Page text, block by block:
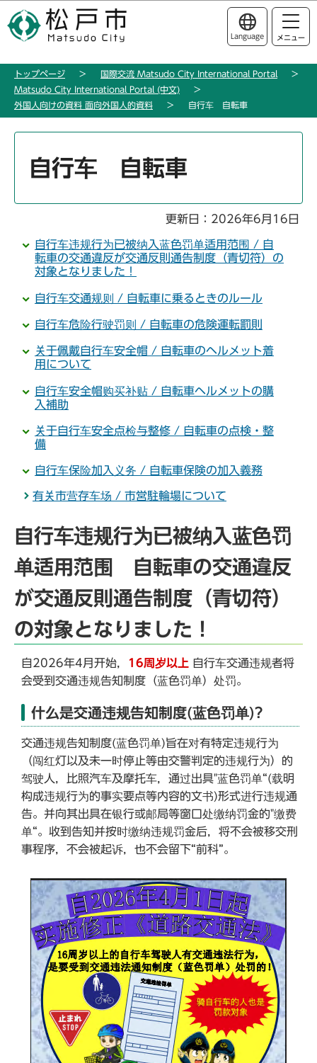
の
ー
このページの本文へ移動
Language メニュー
トップページ
国際交流 Matsudo City International Portal
Matsudo City International Portal (中文)
外国人向けの資料 面向外国人的資料
自行车 自転車
自行车 自転車
更新日：2026年6月16日
自行车违规行为已被纳入蓝色罚单适用范围 / 自
転車の交通違反が交通反則通告制度（青切符）の
対象となりました！
自行车交通规则 / 自転車に乗るときのルール
自行车危险行驶罚则 / 自転車の危険運転罰則
关于佩戴自行车安全帽 / 自転車のヘルメット着
用について
自行车安全帽购买补贴 / 自転車ヘルメットの購
入補助
关于自行车安全点检与整修 / 自転車の点検・整
備
自行车保险加入义务 / 自転車保険の加入義務
有关市营存车场 / 市営駐輪場について
自行车违规行为已被纳入蓝色罚
单适用范围 自転車の交通違反
が交通反則通告制度（青切符）
の対象となりました！
自2026年4月开始， 16周岁以上 自行车交通违规者将
会受到交通违规告知制度（蓝色罚单）处罚。
什么是交通违规告知制度(蓝色罚单)?
交通违规告知制度(蓝色罚单)旨在对有特定违规行为
（闯红灯以及未一时停止等由交警判定的违规行为）的
驾驶人，比照汽车及摩托车，通过出具"蓝色罚单“(载明
构成违规行为的事实要点等内容的文书)形式进行违规通
告。并向其出具在银行或邮局等窗口处缴纳罚金的"缴费
单“。收到告知并按时缴纳违规罚金后，将不会被移交刑
事程序，不会被起诉，也不会留下“前科”。